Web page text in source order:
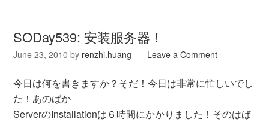
SODay539: 安装服务器！
June 23, 2010 by renzhi.huang Leave a Comment
今日は何を書きますか？そだ！今日は非常に忙しいでし
た！あのばか
ServerのInstallationは６時間にかかりました！そのはば